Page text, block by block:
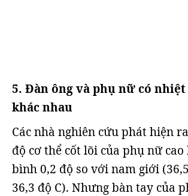
5. Đàn ông và phụ nữ có nhiệt
khác nhau
Các nhà nghiên cứu phát hiện
độ cơ thể cốt lõi của phụ nữ
bình 0,2 độ so với nam giới
36,3 độ C). Nhưng bàn tay của